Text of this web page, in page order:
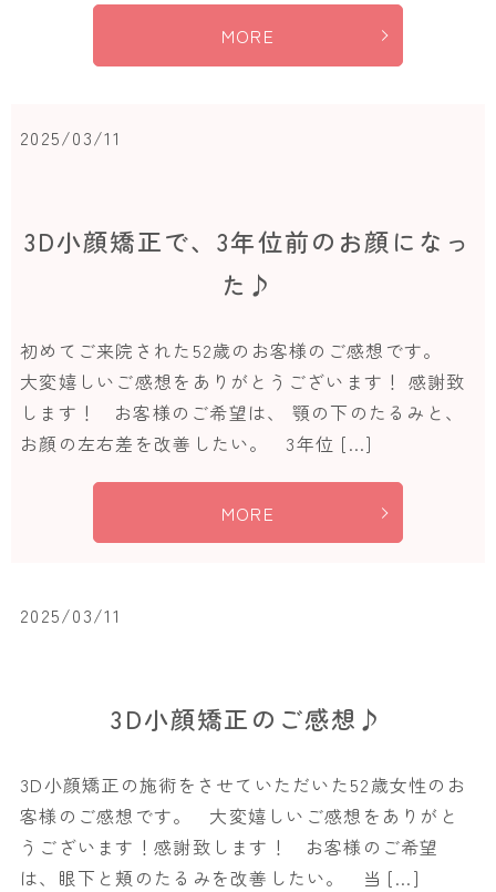
MORE
2025/03/11
3D小顔矯正で、3年位前のお顔になっ
た♪
初めてご来院された52歳のお客様のご感想です。
大変嬉しいご感想をありがとうございます！ 感謝致
します！ お客様のご希望は、 顎の下のたるみと、
お顔の左右差を改善したい。 3年位 […]
MORE
2025/03/11
3D小顔矯正のご感想♪
3D小顔矯正の施術をさせていただいた52歳女性のお
客様のご感想です。 大変嬉しいご感想をありがと
うございます！感謝致します！ お客様のご希望
は、眼下と頬のたるみを改善したい。 当 […]